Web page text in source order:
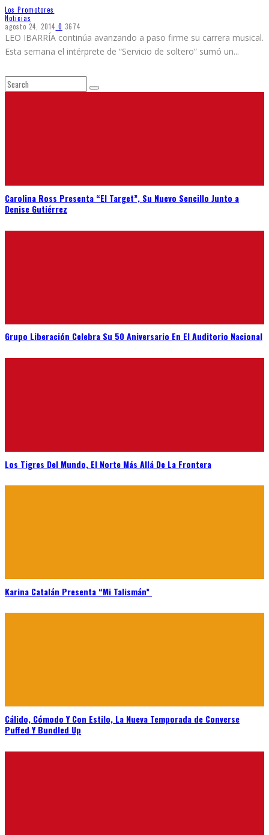
Los Promotores
Noticias
agosto 24, 2014 0 3674
LEO IBARRÍA continúa avanzando a paso firme su carrera musical.
Esta semana el intérprete de “Servicio de soltero” sumó un...
Carolina Ross Presenta “El Target”, Su Nuevo Sencillo Junto a
Denise Gutiérrez
Grupo Liberación Celebra Su 50 Aniversario En El Auditorio Nacional
Los Tigres Del Mundo, El Norte Más Allá De La Frontera
Karina Catalán Presenta “Mi Talismán”
Cálido, Cómodo Y Con Estilo, La Nueva Temporada de Converse
Puffed Y Bundled Up